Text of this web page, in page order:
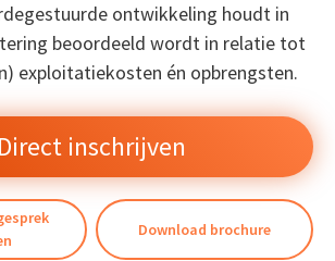
ontwikkeling houdt in
beoordeeld wordt in relatie tot
exploitatiekosten én opbrengsten.
Download brochure
Direct inschrijven